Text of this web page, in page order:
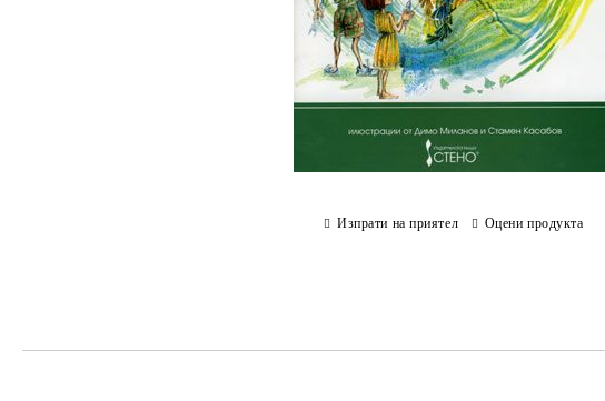
Изпрати на приятел Оцени продукта